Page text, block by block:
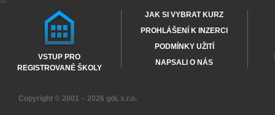
VSTUP PRO
REGISTROVANÉ ŠKOLY
JAK SI VYBRAT KURZ
PROHLÁŠENÍ K INZERCI
PODMÍNKY UŽITÍ
NAPSALI O NÁS
Copyright © 2001 – 2026 gdi, s.r.o.